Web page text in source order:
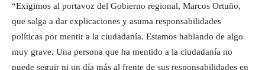
“Exigimos al portavoz del Gobierno regional, Marcos Ortuño,
que salga a dar explicaciones y asuma responsabilidades
políticas por mentir a la ciudadanía. Estamos hablando de algo
muy grave. Una persona que ha mentido a la ciudadanía no
puede seguir ni un día más al frente de sus responsabilidades en